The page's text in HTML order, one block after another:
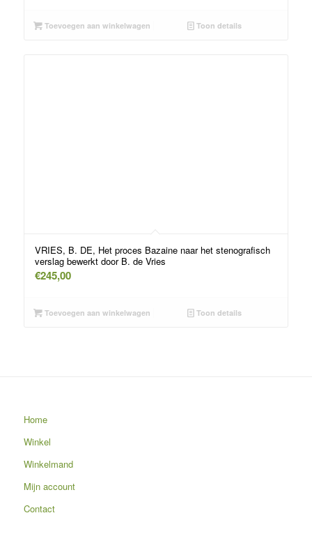
Toevoegen aan winkelwagen Toon details
VRIES, B. DE, Het proces Bazaine naar het stenografisch
verslag bewerkt door B. de Vries
€245,00
Toevoegen aan winkelwagen Toon details
Home
Winkel
Winkelmand
Mijn account
Contact